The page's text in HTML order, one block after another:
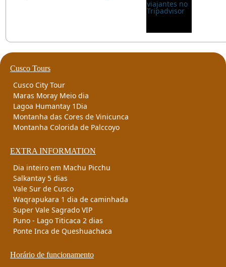
Cusco Tours
Cusco City Tour
Maras Moray Meio dia
Lagoa Humantay 1Dia
Montanha das Cores de Vinicunca
Montanha Colorida de Palccoyo
EXTRA INFORMATION
Dia inteiro em Machu Picchu
Salkantay 5 dias
Vale Sur de Cusco
Waqrapukara 1 dia de caminhada
Super Vale Sagrado VIP
Puno - Lago Titicaca 2 dias
Ponte Inca de Queshuachaca
Horário de funcionamento